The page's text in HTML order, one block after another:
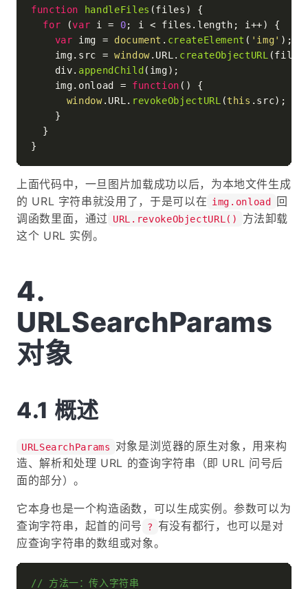
function handleFiles (files ) {
for (var i = 0; i < files. length ; i++) {
var img = document . createElement ( 'img' );
    img.
src = window. URL . createObjectURL
    div.
appendChild (img);
    img.
onload = function ( ) {
window. URL . revokeObjectURL (this . src);
    }
  }
上面代码中，一旦图片加载成功以后，为本地文件生成
的 URL 字符串就没用了，于是可以在 img.onload 回
调函数里面，通过
URL.revokeObjectURL()
方法卸载
这个 URL 实例。
URLSearchParams
对象
概述
URLSearchParams
对象是浏览器的原生对象，用来构
造、解析和处理 URL 的查询字符串（即 URL 问号后
面的部分）。
它本身也是一个构造函数，可以生成实例。参数可以为
查询字符串，起首的问号
?
有没有都行，也可以是对
应查询字符串的数组或对象。
// 方法一：传入字符串